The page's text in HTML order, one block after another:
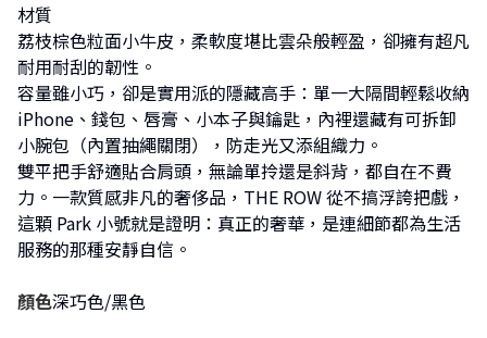
材質
荔枝棕色粒面小牛皮，柔軟度堪比雲朵般輕盈，卻擁有超凡
耐用耐刮的韌性。
容量雖小巧，卻是實用派的隱藏高手：單一大隔間輕鬆收納
iPhone、錢包、唇膏、小本子與鑰匙，內裡還藏有可拆卸
小腕包（內置抽繩關閉），防走光又添組織力。
雙平把手舒適貼合肩頭，無論單拎還是斜背，都自在不費
力。一款質感非凡的奢侈品，THE ROW 從不搞浮誇把戲，
這顆 Park 小號就是證明：真正的奢華，是連細節都為生活
服務的那種安靜自信。
顏色深巧色/黑色